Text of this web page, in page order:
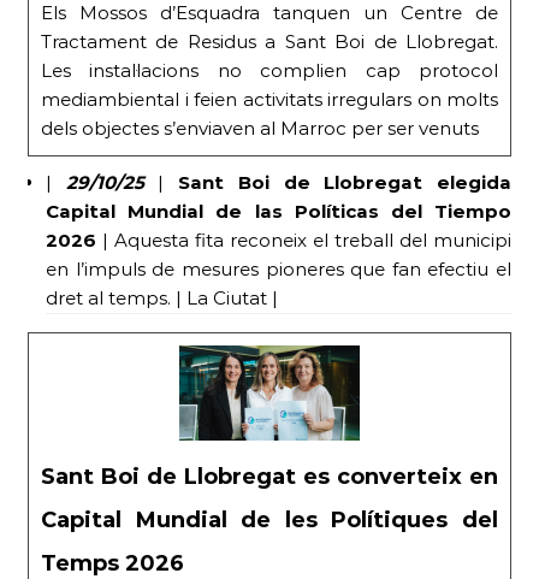
Els Mossos d’Esquadra tanquen un Centre de
Tractament de Residus a Sant Boi de Llobregat.
Les instal·lacions no complien cap protocol
mediambiental i feien activitats irregulars on molts
dels objectes s’enviaven al Marroc per ser venuts
| 29/10/25| Sant Boi de Llobregat elegida
Capital Mundial de las Políticas del Tiempo
2026 | Aquesta fita reconeix el treball del municipi
en l’impuls de mesures pioneres que fan efectiu el
dret al temps. | La Ciutat |
Sant Boi de Llobregat es converteix en
Capital Mundial de les Polítiques del
Temps 2026